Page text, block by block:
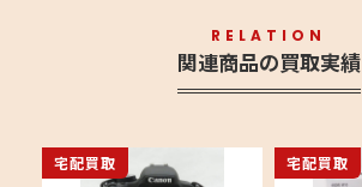
RELATION
関連商品の買取実績
宅配買取 宅配買取